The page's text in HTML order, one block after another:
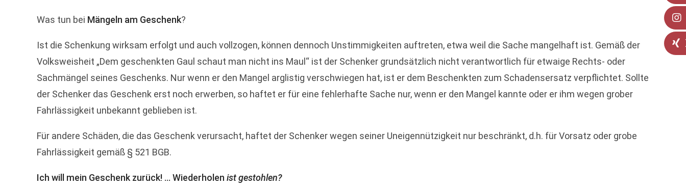
Was tun bei Mängeln am Geschenk?
Ist die Schenkung wirksam erfolgt und auch vollzogen, können dennoch Unstimmigkeiten auftreten, etwa weil die Sache mangelhaft ist. Gemäß der
Volksweisheit „Dem geschenkten Gaul schaut man nicht ins Maul“ ist der Schenker grundsätzlich nicht verantwortlich für etwaige Rechts- oder
Sachmängel seines Geschenks. Nur wenn er den Mangel arglistig verschwiegen hat, ist er dem Beschenkten zum Schadensersatz verpflichtet. Sollte
der Schenker das Geschenk erst noch erwerben, so haftet er für eine fehlerhafte Sache nur, wenn er den Mangel kannte oder er ihm wegen grober
Fahrlässigkeit unbekannt geblieben ist.
Für andere Schäden, die das Geschenk verursacht, haftet der Schenker wegen seiner Uneigennützigkeit nur beschränkt, d.h. für Vorsatz oder grobe
Fahrlässigkeit gemäß § 521 BGB.
Ich will mein Geschenk zurück! ... Wiederholen ist gestohlen?